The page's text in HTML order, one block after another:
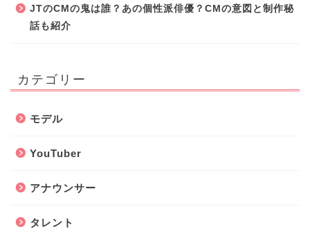
JTのCMの鬼は誰？あの個性派俳優？CMの意図と制作秘
話も紹介
カテゴリー
モデル
YouTuber
アナウンサー
タレント